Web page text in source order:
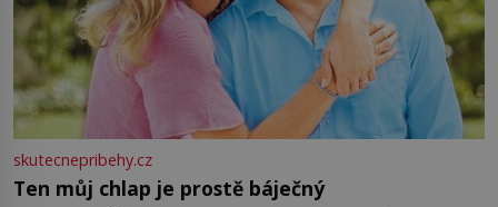
skutecnepribehy.cz
Ten můj chlap je prostě báječný